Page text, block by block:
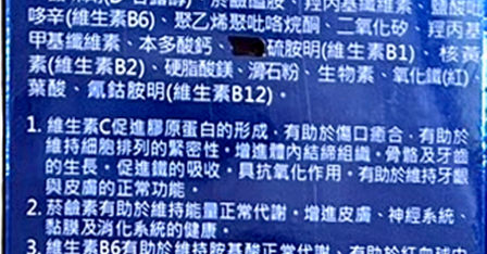
【「AFTEE先享後付」結帳流程】
１．於結帳方式選擇「AFTEE先享後付」後，將跳轉至「AFTEE先享後付」
結帳頁面，進行簡訊認證並確認金額後，即可完成結帳。
２．訂單成立數日內，您將收到繳費通知簡訊。
３．收到繳費通知簡訊後14天內，點擊此簡訊中的連結，可透過四大超商／
ATM／網路銀行／等多元方式進行付款，方視為交易完成。
※ 請注意：結帳手續完成當下不需立刻繳費，但若您需要取消訂單，請聯絡
購買商品的店家。未經商家同意取消之訂單仍視為有效，需透過AFTEE先享
後付繳納相關費用。
※ 交易是否成功請以「AFTEE先享後付 」之結帳頁面顯示為準，若有關於
是否繳費成功／繳費後需取消欲退款等相關疑問，請聯繫「AFTEE先享後付
客戶支援中心」https://netprotections.freshdesk.com/support/home
每筆NT$70，滿NT$600(含以上)免運費
7-11取貨付款
每筆NT$70，滿NT$600(含以上)免運費
宅配
每筆NT$80，滿NT$600(含以上)免運費
郵局（離島配送）
每筆NT$125